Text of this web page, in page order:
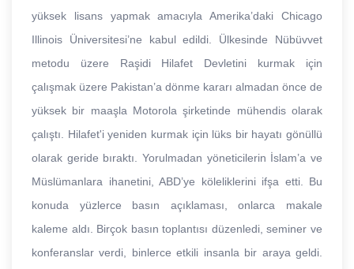
yüksek lisans yapmak amacıyla Amerika’daki Chicago
Illinois Üniversitesi’ne kabul edildi. Ülkesinde Nübüvvet
metodu üzere Raşidi Hilafet Devletini kurmak için
çalışmak üzere Pakistan’a dönme kararı almadan önce de
yüksek bir maaşla Motorola şirketinde mühendis olarak
çalıştı. Hilafet'i yeniden kurmak için lüks bir hayatı gönüllü
olarak geride bıraktı. Yorulmadan yöneticilerin İslam’a ve
Müslümanlara ihanetini, ABD’ye köleliklerini ifşa etti. Bu
konuda yüzlerce basın açıklaması, onlarca makale
kaleme aldı. Birçok basın toplantısı düzenledi, seminer ve
konferanslar verdi, binlerce etkili insanla bir araya geldi.